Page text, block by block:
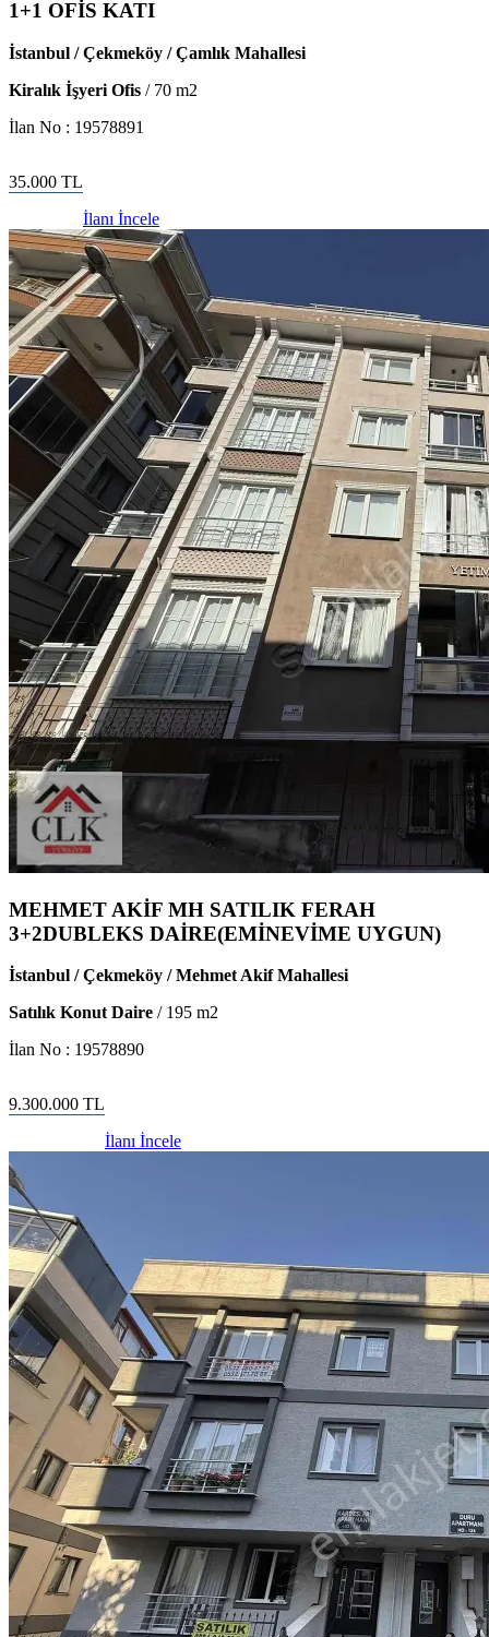
1+1 OFİS KATI
İstanbul / Çekmeköy / Çamlık Mahallesi
Kiralık İşyeri Ofis / 70 m2
İlan No : 19578891
35.000 TL
İlanı İncele
MEHMET AKİF MH SATILIK FERAH
3+2DUBLEKS DAİRE(EMİNEVİME UYGUN)
İstanbul / Çekmeköy / Mehmet Akif Mahallesi
Satılık Konut Daire / 195 m2
İlan No : 19578890
9.300.000 TL
İlanı İncele